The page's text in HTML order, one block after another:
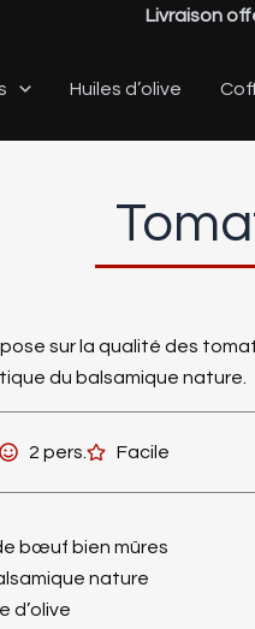
Livraison
Huiles d’olive
sur la qualité des
du balsamique nature.
2 pers. Facile
bœuf bien mûres
nature
d’olive